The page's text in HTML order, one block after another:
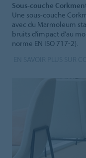
Sous-couche
Une sous-couche
avec du Marmoleum
bruits d’impact d’au
norme EN ISO 717-2).